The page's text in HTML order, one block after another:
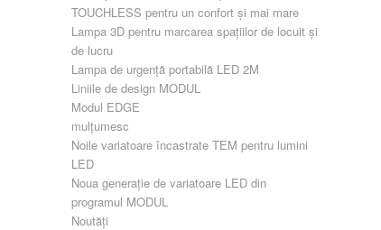
TOUCHLESS pentru un confort și mai mare
Lampa 3D pentru marcarea spațiilor de locuit și
de lucru
Lampa de urgență portabilă LED 2M
Liniile de design MODUL
Modul EDGE
mulțumesc
Noile variatoare încastrate TEM pentru lumini
LED
Noua generație de variatoare LED din
programul MODUL
Noutăți